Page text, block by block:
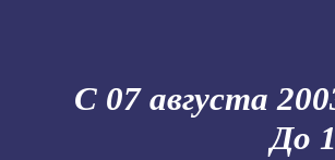
С 07 августа
До